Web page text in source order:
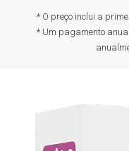
* O preço inclui a
* Um pagamento